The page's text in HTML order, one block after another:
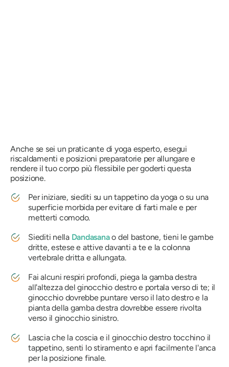
Anche se sei un praticante di yoga esperto, esegui
riscaldamenti e posizioni preparatorie per allungare e
rendere il tuo corpo più flessibile per goderti questa
posizione.
Per iniziare, siediti su un tappetino da yoga o su una
superficie morbida per evitare di farti male e per
metterti comodo.
Siediti nella Dandasanao del bastone, tieni le gambe
dritte, estese e attive davanti a te e la colonna
vertebrale dritta e allungata.
Fai alcuni respiri profondi, piega la gamba destra
all'altezza del ginocchio destro e portala verso di te; il
ginocchio dovrebbe puntare verso il lato destro e la
pianta della gamba destra dovrebbe essere rivolta
verso il ginocchio sinistro.
Lascia che la coscia e il ginocchio destro tocchino il
tappetino, senti lo stiramento e apri facilmente l'anca
per la posizione finale.